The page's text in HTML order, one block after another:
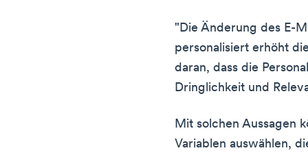
"Die Änderung des E-
personalisiert erhöht
daran, dass die
Dringlichkeit und
Mit solchen Aussagen
Variablen auswählen,